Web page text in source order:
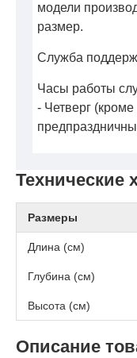
Технические
Размеры
Длина (см)
Глубина (см)
Высота (см)
Описание
модели
размер.
Служба
Часы работы
- Четверг